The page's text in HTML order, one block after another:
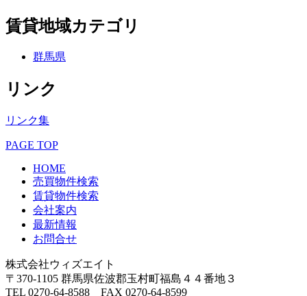
賃貸地域カテゴリ
群馬県
リンク
リンク集
PAGE TOP
HOME
売買物件検索
賃貸物件検索
会社案内
最新情報
お問合せ
株式会社ウィズエイト
〒370-1105 群馬県佐波郡玉村町福島４４番地３
TEL 0270-64-8588 FAX 0270-64-8599